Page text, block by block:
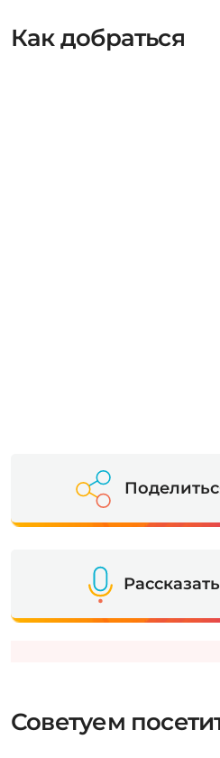
Как добраться
Советуем